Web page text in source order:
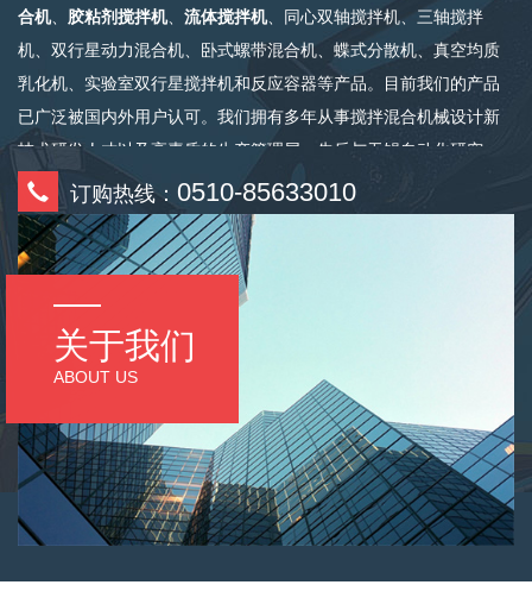
合机、 胶粘剂搅拌机、 流体搅拌机、同心双轴搅拌机、三轴搅拌
机、双行星动力混合机、卧式螺带混合机、蝶式分散机、真空均质
乳化机、实验室双行星搅拌机和反应容器等产品。目前我们的产品
已广泛被国内外用户认可。我们拥有多年从事搅拌混合机械设计新
技术研发人才以及高素质的生产管理层，先后与无锡自动化研究
所…… 订购热线： 0510-85633010
关于我们
ABOUT US